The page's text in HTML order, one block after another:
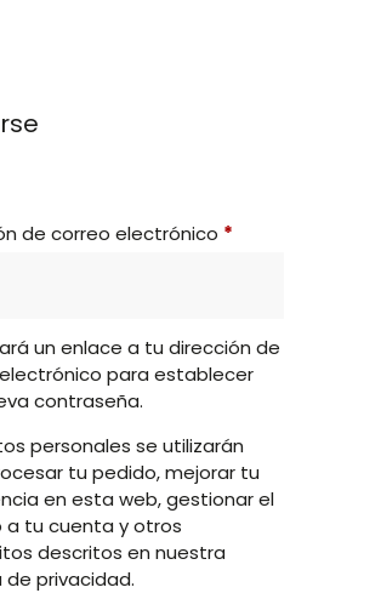
de correo electrónico *
un enlace a tu dirección de
para establecer
contraseña.
personales se utilizarán
tu pedido, mejorar tu
en esta web, gestionar el
a tu cuenta y otros
descritos en nuestra
privacidad.